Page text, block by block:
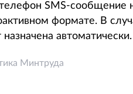
SMS-сообщение
формате. В
автоматически.
Минтруда